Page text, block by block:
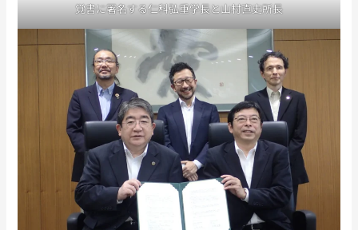
覚書に署名する仁科弘重学長と山村直史所長